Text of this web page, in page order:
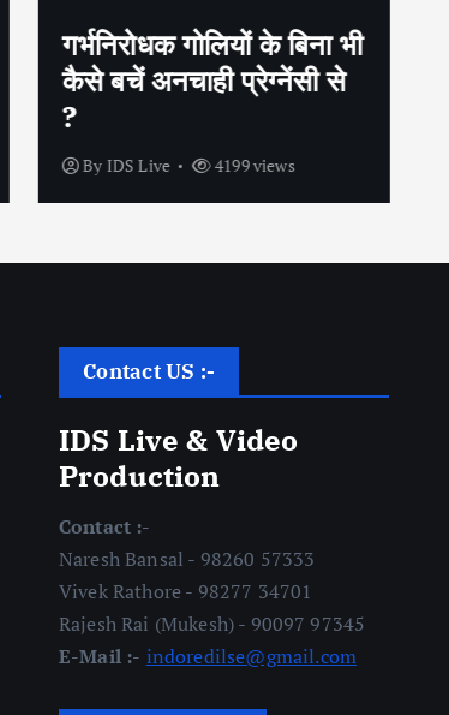
गर्भनिरोधक गोलियों के बिना भी
कैसे बचें अनचाही प्रेग्नेंसी से
?
By IDS Live 4199 views
Contact US :-
IDS Live & Video
Production
Contact :-
Naresh Bansal - 98260 57333
Vivek Rathore - 98277 34701
Rajesh Rai (Mukesh) - 90097 97345
E-Mail :- indoredilse@gmail.com